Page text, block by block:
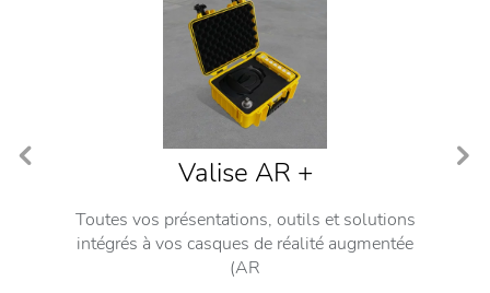
Valise AR +
Toutes vos présentations, outils et solutions
intégrés à vos casques de réalité augmentée
(AR